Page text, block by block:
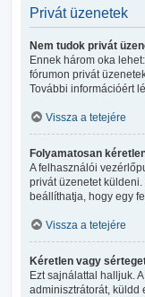
Privát üzenetek
Nem tudok privát
Ennek három oka
fórumon privát
További információért
Vissza a tetejére
Folyamatosan
A felhasználói
privát üzenetet
beállíthatja, hogy egy
Vissza a tetejére
Kéretlen vagy
Ezt sajnálattal halljuk.
adminisztrátorát, küldd